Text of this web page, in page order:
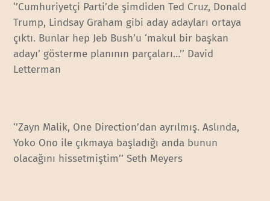
‘’Cumhuriyetçi Parti’de şimdiden Ted Cruz, Donald
Trump, Lindsay Graham gibi aday adayları ortaya
çıktı. Bunlar hep Jeb Bush’u ‘makul bir başkan
adayı’ gösterme planının parçaları…’’ David
Letterman
‘’Zayn Malik, One Direction’dan ayrılmış. Aslında,
Yoko Ono ile çıkmaya başladığı anda bunun
olacağını hissetmiştim’’ Seth Meyers